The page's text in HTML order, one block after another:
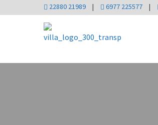
22880 21989 | 6977 225577 |